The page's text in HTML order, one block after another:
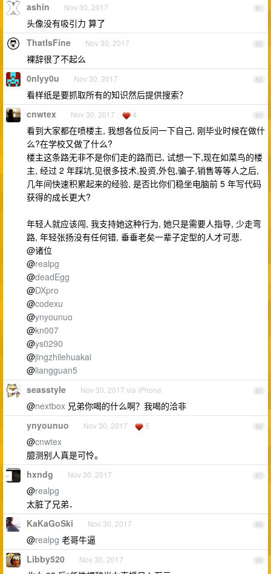
81
ashin Nov 30, 2017
头像没有吸引力 算了
82
ThatIsFine Nov 30, 2017
裸辞很了不起么
83
0nlyy0u Nov 30, 2017
看样纸是要抓取所有的知识然后提供搜索？
84
cnwtex Nov 30, 2017 4
看到大家都在喷楼主, 我想各位反问一下自己, 刚毕业时候在做什
么?在学校又做了什么?
楼主这条路无非不是你们走的路而已, 试想一下,现在如菜鸟的楼
主, 经过 2 年踩坑,见很多技术,投资,外包,骗子,销售等等人之后,
几年间快速积累起来的经验, 是否比你们稳坐电脑前 5 年写代码
获得的成长更大?
年轻人就应该闯, 我支持她这种行为, 她只是需要人指导, 少走弯
路, 年轻张扬没有任何错, 垂垂老矣一辈子定型的人才可悲.
@诸位
@realpg
@deadEgg
@DXpro
@codexu
@ynyounuo
@kn007
@ys0290
@jingzhilehuakai
@liangguan5
85
seasstyle Nov 30, 2017 via iPhone
@nextbox 兄弟你喝的什么啊？我喝的洽非
86
ynyounuo Nov 30, 2017 5
@cnwtex
臆测别人真是可怜。
87
hxndg Nov 30, 2017
@realpg
太脏了兄弟．
88
KaKaGoSki Nov 30, 2017
@realpg 老哥牛逼
89
Libby520 Nov 30, 2017